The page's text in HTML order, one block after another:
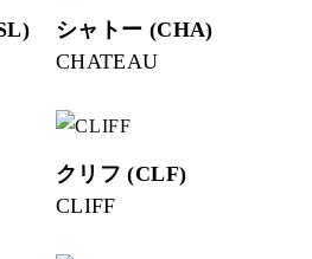
シャトー (CHA)
CHATEAU
クリフ (CLF)
CLIFF